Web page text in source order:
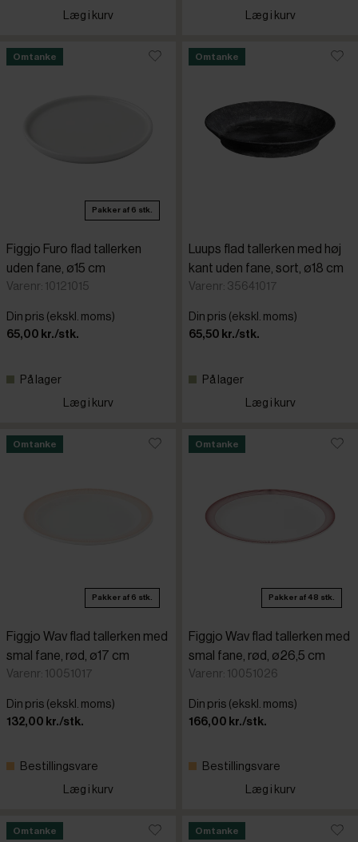
Læg i kurv
Læg i kurv
Omtanke
Pakker af 6 stk.
Figgjo Furo flad tallerken
uden fane, ø15 cm
Varenr: 10121015
Din pris (ekskl. moms)
65,00 kr./stk.
På lager
Læg i kurv
Omtanke
Luups flad tallerken med høj
kant uden fane, sort, ø18 cm
Varenr: 35641017
Din pris (ekskl. moms)
65,50 kr./stk.
På lager
Læg i kurv
Omtanke
Pakker af 6 stk.
Figgjo Wav flad tallerken med
smal fane, rød, ø17 cm
Varenr: 10051017
Din pris (ekskl. moms)
132,00 kr./stk.
Bestillingsvare
Læg i kurv
Omtanke
Pakker af 48 stk.
Figgjo Wav flad tallerken med
smal fane, rød, ø26,5 cm
Varenr: 10051026
Din pris (ekskl. moms)
166,00 kr./stk.
Bestillingsvare
Læg i kurv
Omtanke Omtanke